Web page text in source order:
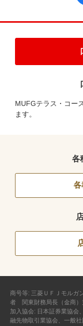
MUFGテラス・コー
ます。
各
各
商号等: 三菱ＵＦＪモル
者 関東財務局長（金商）
加入協会: 日本証券業協会
融先物取引業協会、一般